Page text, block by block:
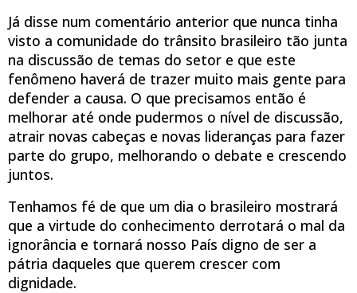
Já disse num comentário anterior que nunca tinha
visto a comunidade do trânsito brasileiro tão junta
na discussão de temas do setor e que este
fenômeno haverá de trazer muito mais gente para
defender a causa. O que precisamos então é
melhorar até onde pudermos o nível de discussão,
atrair novas cabeças e novas lideranças para fazer
parte do grupo, melhorando o debate e crescendo
juntos.
Tenhamos fé de que um dia o brasileiro mostrará
que a virtude do conhecimento derrotará o mal da
ignorância e tornará nosso País digno de ser a
pátria daqueles que querem crescer com
dignidade.